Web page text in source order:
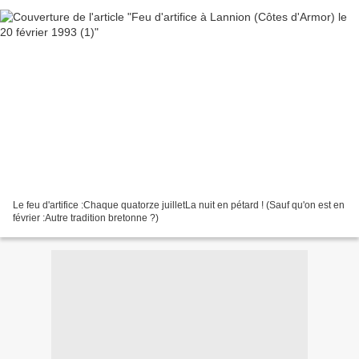
Le feu d'artifice :Chaque quatorze juilletLa nuit en pétard ! (Sauf qu'on est en
février :Autre tradition bretonne ?)